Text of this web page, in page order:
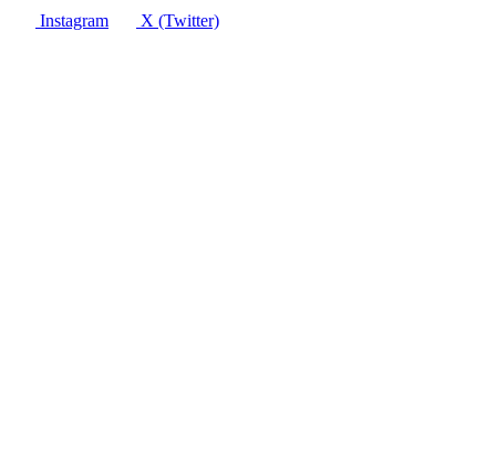
Instagram X (Twitter)